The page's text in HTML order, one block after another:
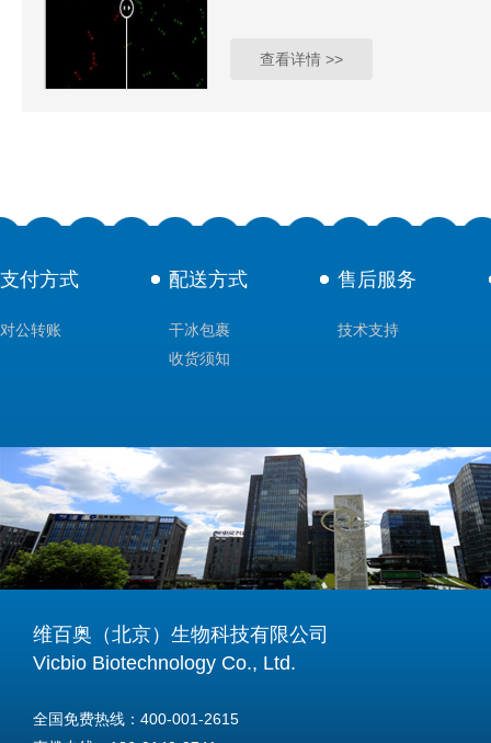
查看详情 >>
支付方式
对公转账
配送方式
干冰包裹
收货须知
售后服务
技术支持
维百奥（北京）生物科技有限公司
Vicbio Biotechnology Co., Ltd.
全国免费热线：400-001-2615